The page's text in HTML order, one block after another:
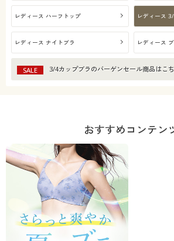
サポート
ご利用ガイド
よくある質問とお問い合わせ
閉じる
レディース ハーフトップ レディース
レディース ナイトブラ レディース
SALE 3/4カップブラのバーゲンセール商品はこ
おすすめコンテン